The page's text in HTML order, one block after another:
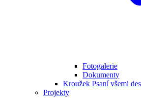
Fotogalerie
Dokumenty
Kroužek Psaní všemi
Projekty